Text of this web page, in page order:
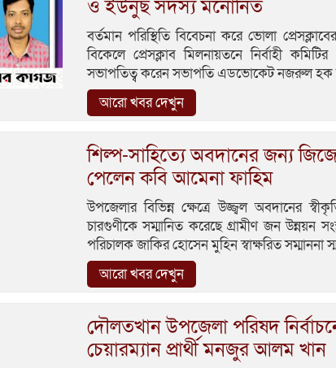
ও ইউনুছ সদস্য মনোনিত
বর্তমান পরিস্থিতি বিবেচনা করে ভোলা
বিকেলে প্রেসক্লাব মিলনায়তনে নির্বাহী
সভাপতিত্ব করেন সভাপতি এডভোকেট নজরুল হক
আরো খবর দেখুন
শিল্প-সাহিত্যে অবদানের জন্য
পেলেন কবি আমেনা ফাহিম
উপজেলার বিভিন্ন ক্ষেত্রে উজ্জ্বল অবদানের
চারগুণীকে সম্মানিত করেছে গ্রামীণ জন উন্নয়ন
পরিচালক জাকির হোসেন মুহিন স্বাক্ষরিত সম্মাননা
আরো খবর দেখুন
দৌলতখান উপজেলা পরিষদ
চেয়ারম্যান প্রার্থী মনজুর আলম খান